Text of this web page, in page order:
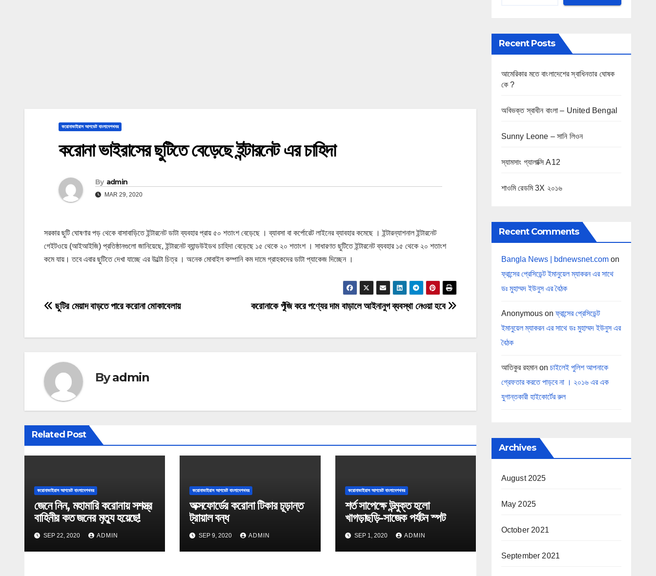
করোনাভাইরাস আপডেট বাংলাদেশখবর
করোনা ভাইরাসের ছুটিতে বেড়েছে ইন্টারনেট এর চাহিদা
By admin
MAR 29, 2020
সরকার ছুটি ঘোষণার পড় থেকে বাসাবাড়িতে ইন্টারনেট ডাটা ব্যবহার প্রায় ৫০ শতাংশ বেড়েছে । ব্যাবসা বা কর্পোরেট লাইনের ব্যাবহার কমেছে । ইন্টারন্যাশনাল ইন্টারনেট
গেইটওয়ে (আইআইজি) প্রতিষ্ঠানগুলো জানিয়েছে, ইন্টারনেট ব্যান্ডউইডথ চাহিদা বেড়েছে ১৫ থেকে ২০ শতাংশ । সাধারণত ছুটিতে ইন্টারনেট ব্যবহার ১৫ থেকে ২০ শতাংশ
কমে যায়। তবে এবার ছুটিতে দেখা যাচ্ছে এর উল্টো চিত্র । অনেক মোবাইল কম্পানি কম দামে গ্রাহকদের ডাটা প্যাকেজ দিচ্ছেন ।
P
t
n
a
v
i
a
t
i
o
করোনাকে পুঁজি করে পণ্যের দাম বাড়ালে আইনানুগ ব্যবস্থা নেওয়া হবে
ছুটির মেয়াদ বাড়তে পারে করোনা মোকাবেলায়
Byadmin
Related Post
করোনাভাইরাস আপডেট বাংলাদেশখবর
জেনে নিন, মহামারি করোনায় সশস্ত্র
বাহিনীর কত জনের মৃত্যু হয়েছে!
SEP 22, 2020 ADMIN
করোনাভাইরাস আপডেট বাংলাদেশখবর
অক্সফোর্ডের করোনা টিকার চূড়ান্ত
ট্রায়াল বন্ধ
SEP 9, 2020 ADMIN
করোনাভাইরাস আপডেট বাংলাদেশখবর
শর্ত সাপেক্ষে উন্মুক্ত হলো
খাগড়াছড়ি-সাজেক পর্যটন স্পট
SEP 1, 2020 ADMIN
Recent Posts
আমেরিকার মতে বাংলাদেশের স্বাধিনতার ঘোষক
কে ?
অবিভক্ত স্বাধীন বাংলা – United Bengal
Sunny Leone – সানি লিওন
স্যামসাং গ্যালাক্সি A12
শাওমি রেডমি 3X ২০১৬
Recent Comments
Bangla News | bdnewsnet.comon
ফ্রান্সের প্রেসিডেন্ট ইমানুয়েল ম্যাকরন এর সাথে
ডঃ মুহাম্মদ ইউনুস এর বৈঠক
Anonymousonফ্রান্সের প্রেসিডেন্ট
ইমানুয়েল ম্যাকরন এর সাথে ডঃ মুহাম্মদ ইউনুস এর
বৈঠক
আতিকুর রহমানon চাইলেই পুলিশ আপনাকে
গ্রেফতার করতে পাড়বে না । ২০১৬ এর এক
যুগান্তকারী হাইকোর্টের রুল
Archives
August 2025
May 2025
October 2021
September 2021